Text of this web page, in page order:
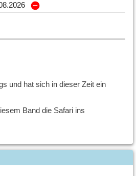
und hat sich in dieser Zeit ein
Band die Safari ins